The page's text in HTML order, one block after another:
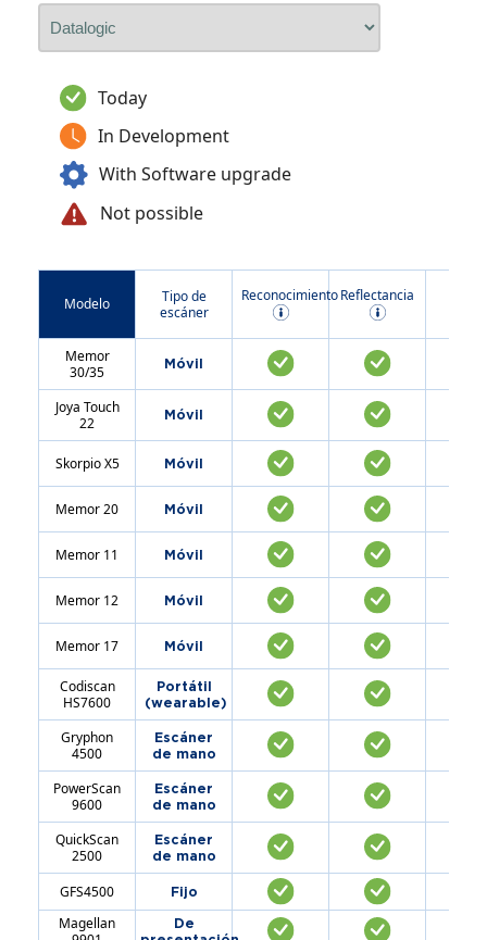
Today
In Development
With Software upgrade
Not possible
Modelo
Tipo de
escáner
ReconocimientoReflectancia
Memor
30/35
Móvil
Joya Touch
22
Móvil
Skorpio X5 Móvil
Memor 20 Móvil
Memor 11 Móvil
Memor 12 Móvil
Memor 17 Móvil
Codiscan
HS7600
Portátil
(wearable)
Gryphon
4500
Escáner
de mano
PowerScan
9600
Escáner
de mano
QuickScan
2500
Escáner
de mano
GFS4500 Fijo
Magellan
De